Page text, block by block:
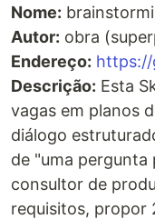
Nome:
Autor: obra
Endereço: https://
Descrição: Esta
vagas em planos
diálogo
de "uma pergunta
consultor de
requisitos, propor